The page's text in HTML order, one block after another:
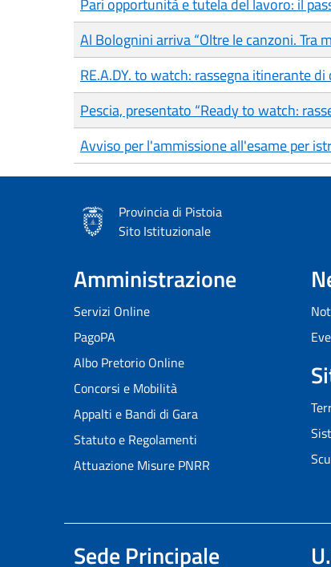
Pari opportunità e tutela del lavoro: il
Al Bolognini arriva “Oltre le canzoni. Tra
RE.A.DY. to watch: rassegna itinerante di
Pescia, presentato “Ready to watch:
Avviso per l'ammissione all'esame per
Provincia di Pistoia
Sito Istituzionale
Amministrazione
Servizi Online
PagoPA
Albo Pretorio Online
Concorsi e Mobilità
Appalti e Bandi di Gara
Statuto e Regolamenti
Attuazione Misure PNRR
Sede Principale